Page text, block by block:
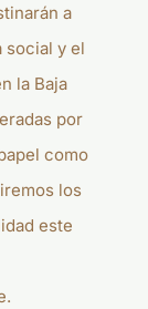
a
social y el
la Baja
por
como
los
este